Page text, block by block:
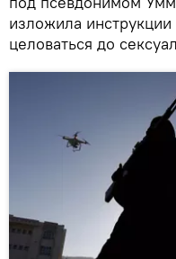
изложила инструкции
целоваться до